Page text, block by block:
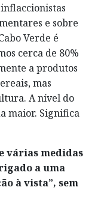
e sobre
Verde é
cerca de 80%
a produtos
mas
A nível do
maior. Significa
várias medidas
a uma
à vista”, sem